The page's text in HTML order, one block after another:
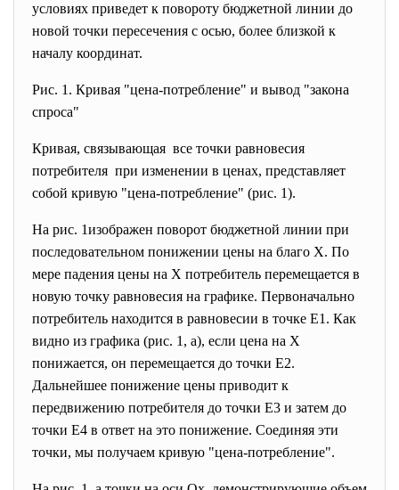
условиях приведет к повороту бюджетной линии до
новой точки пересечения с осью, более близкой к
началу координат.
Рис. 1. Кривая "цена-потребление" и вывод "закона
спроса"
Кривая, связывающая все точки равновесия
потребителя при изменении в ценах, представляет
собой кривую "цена-потребление" (рис. 1).
На рис. 1изображен поворот бюджетной линии при
последовательном понижении цены на благо X. По
мере падения цены на X потребитель перемещается в
новую точку равновесия на графике. Первоначально
потребитель находится в равновесии в точке E1. Как
видно из графика (рис. 1, а), если цена на X
понижается, он перемещается до точки Е2.
Дальнейшее понижение цены приводит к
передвижению потребителя до точки Е3 и затем до
точки Е4 в ответ на это понижение. Соединяя эти
точки, мы получаем кривую "цена-потребление".